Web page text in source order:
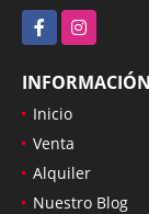
FacebookInstagram
INFORMACIÓN
Inicio
Venta
Alquiler
Nuestro Blog